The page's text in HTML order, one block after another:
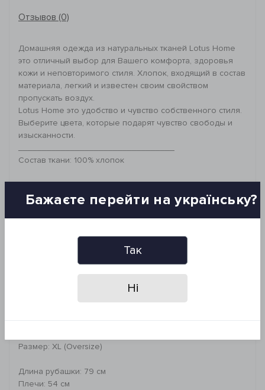
Отзывов (0)
Домашняя одежда из натуральных тканей Lotus Home
это отличный выбор для Вашего комфорта, здоровья
кожи и неповторимого стиля. Хлопок, входящий в состав
материала, легкий и известен своим свойством
пропускать воздух.
Lotus Home это удобство и чувство собственного стиля.
Выберите цвета, которые подарят чувство свободы и
изысканности.
Состав ткани: 100% хлопок
Описание изделия:
Рубашка на пуговицах, имеет двубортный воротник и
боковые нижние разрезы. Брюки прямого кроя с
боковых кармана.
- гладить при средней температуре
- деликатная сухая химчистка
Размер: XL (Оversize)
Длина рубашки: 79 см
Плечи: 54 см
Бажаєте перейти на українську?
Так
Ні